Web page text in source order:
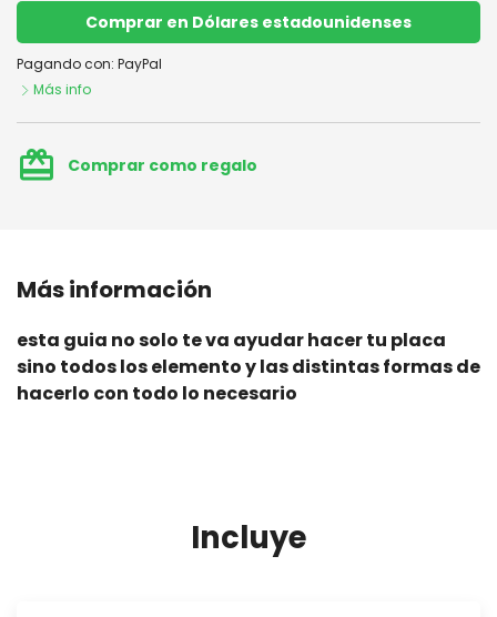
Comprar en Dólares estadounidenses
Pagando con: PayPal
Más info
card_giftcard Comprar como regalo
Más información
esta guia no solo te va ayudar hacer tu placa
sino todos los elemento y las distintas formas de
hacerlo con todo lo necesario
Incluye